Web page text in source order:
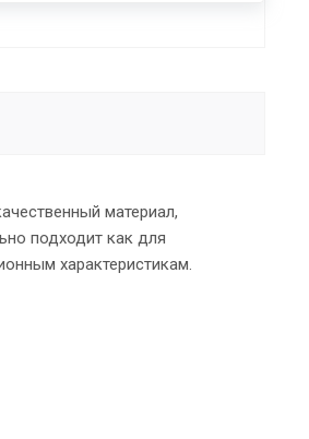
материал,
подходит как для
характеристикам.